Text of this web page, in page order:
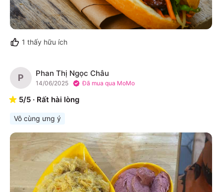
1 thấy hữu ích
P Phan Thị Ngọc Châu
14/06/2025 Đã mua qua MoMo
5/5 · Rất hài lòng
Vô cùng ưng ý